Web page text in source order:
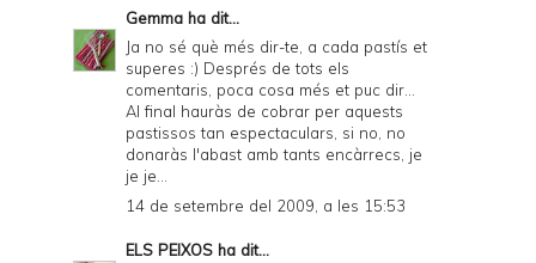
Gemma ha dit...
Ja no sé què més dir-te, a cada pastís et
superes :) Després de tots els
comentaris, poca cosa més et puc dir...
Al final hauràs de cobrar per aquests
pastissos tan espectaculars, si no, no
donaràs l'abast amb tants encàrrecs, je
je je...
14 de setembre del 2009, a les 15:53
ELS PEIXOS ha dit...